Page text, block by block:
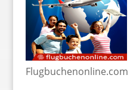
Flugbuchenonline.com